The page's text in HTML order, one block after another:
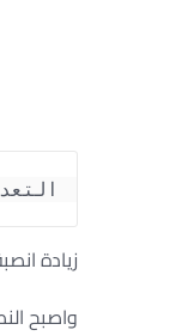
زيادة انصبة المحاكم بالقانون
واصبح